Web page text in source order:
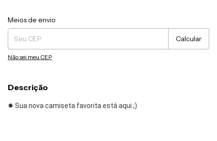
Entregas para o CEP:
Meios de envio
Calcular
Não sei meu CEP
Descrição
✹ Sua nova camiseta favorita está aqui ;)